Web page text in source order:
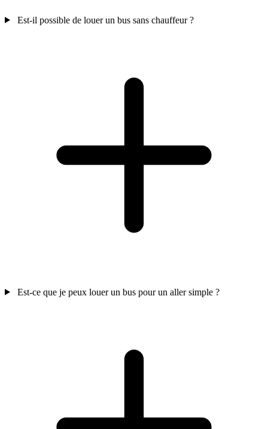
Est-il possible de louer un bus sans chauffeur ?
Est-ce que je peux louer un bus pour un aller simple ?